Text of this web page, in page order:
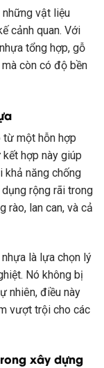
vật liệu
cảnh quan. Với
tổng hợp, gỗ
còn có độ bền
một hỗn hợp
hợp này giúp
khả năng chống
rộng rãi trong
rào, lan can, và cả
là lựa chọn lý
Nó không bị
nhiên, điều này
vượt trội cho các
xây dựng